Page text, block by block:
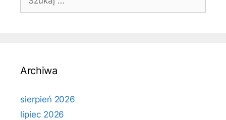
Archiwa
sierpień 2026
lipiec 2026